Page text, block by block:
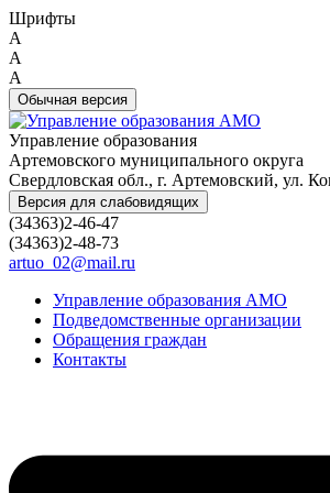
Шрифты
A
A
A
Обычная версия
Управление образования
Артемовского муниципального округа
Свердловская обл., г. Артемовский, ул.
Версия для слабовидящих
(34363)2-46-47
(34363)2-48-73
artuo_02@mail.ru
Управление образования АМО
Подведомственные организации
Обращения граждан
Контакты